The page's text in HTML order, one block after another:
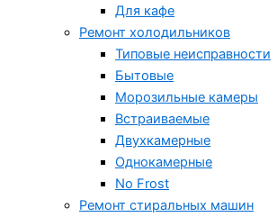
Для кафе
Ремонт холодильников
Типовые неисправности
Бытовые
Морозильные камеры
Встраиваемые
Двухкамерные
Однокамерные
No Frost
Ремонт стиральных машин